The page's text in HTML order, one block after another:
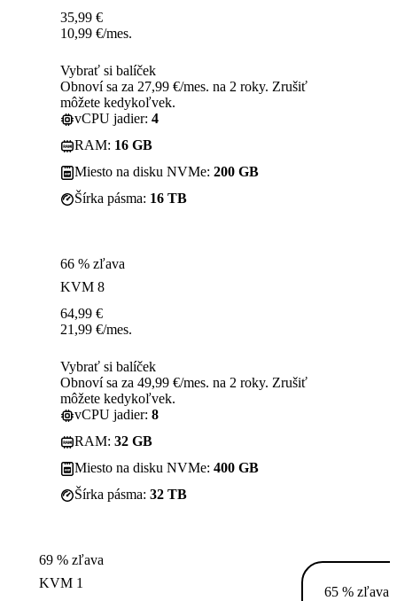
35,99 €
10,99 €/mes.
Vybrať si balíček
Obnoví sa za 27,99 €/mes. na 2 roky. Zrušiť
môžete kedykoľvek.
vCPU jadier: 4
RAM: 16 GB
Miesto na disku NVMe: 200 GB
Šírka pásma: 16 TB
66 % zľava
KVM 8
64,99 €
21,99 €/mes.
Vybrať si balíček
Obnoví sa za 49,99 €/mes. na 2 roky. Zrušiť
môžete kedykoľvek.
vCPU jadier: 8
RAM: 32 GB
Miesto na disku NVMe: 400 GB
Šírka pásma: 32 TB
69 % zľava
KVM 1
65 % zľava